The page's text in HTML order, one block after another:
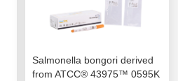
Salmonella bongori derived
from ATCC® 43975™ 0595K